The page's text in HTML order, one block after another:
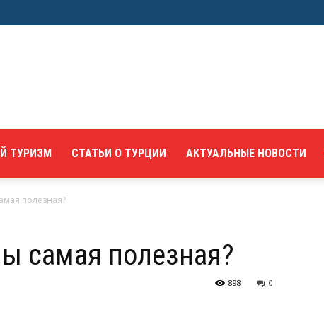
ТУРИЗМ СТАТЬИ О ТУРЦИИ АКТУАЛЬНЫЕ НОВОСТИ
полезная?
самая полезная?
0
898